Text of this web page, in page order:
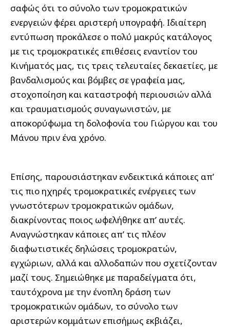
σαφώς ότι το σύνολο των τρομοκρατικών
ενεργειών φέρει αριστερή υπογραφή. Ιδιαίτερη
εντύπωση προκάλεσε ο πολύ μακρύς κατάλογος
με τις τρομοκρατικές επιθέσεις εναντίον του
Κινήματός μας, τις τρεις τελευταίες δεκαετίες, με
βανδαλισμούς και βόμβες σε γραφεία μας,
στοχοποίηση και καταστροφή περιουσιών αλλά
και τραυματισμούς συναγωνιστών, με
αποκορύφωμα τη δολοφονία του Γιώργου και του
Μάνου πριν ένα χρόνο.
Επίσης, παρουσιάστηκαν ενδεικτικά κάποιες απ’
τις πιο ηχηρές τρομοκρατικές ενέργειες των
γνωστότερων τρομοκρατικών ομάδων,
διακρίνοντας ποιος ωφελήθηκε απ’ αυτές.
Αναγνώστηκαν κάποιες απ’ τις πλέον
διαφωτιστικές δηλώσεις τρομοκρατών,
εγχώριων, αλλά και αλλοδαπών που σχετίζονταν
μαζί τους. Σημειώθηκε με παραδείγματα ότι,
ταυτόχρονα με την ένοπλη δράση των
τρομοκρατικών ομάδων, το σύνολο των
αριστερών κομμάτων επισήμως εκβιάζει,